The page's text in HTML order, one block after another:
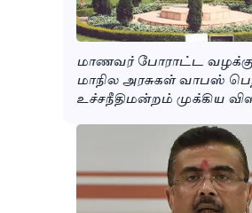
மாணவர் போராட்ட
மாநில அரசுகள் வாபஸ்
உச்சநீதிமன்றம் முக்கிய